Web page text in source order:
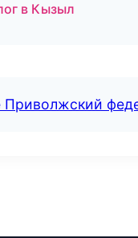
в Кызыл
Приволжский